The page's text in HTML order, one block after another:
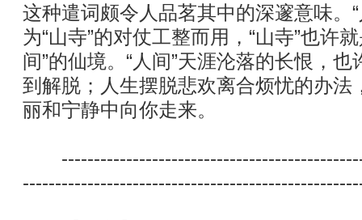
这种遣词颇令人品茗其中的深邃意味。
为“山寺”的对仗工整而用，“山寺”也许
间”的仙境。“人间”天涯沦落的长恨，
到解脱；人生摆脱悲欢离合烦忧的办法
丽和宁静中向你走来。